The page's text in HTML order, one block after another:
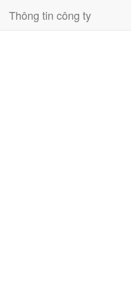
Thông tin công ty